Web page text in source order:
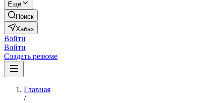
Ещё
Поиск
Хабаз
Войти
Войти
Создать резюме
Главная
/